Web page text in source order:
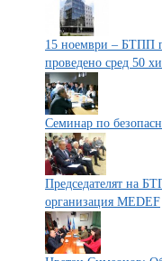
15 ноември – БТПП
проведено сред 50
Семинар по
Председателят на
организация МЕDЕF